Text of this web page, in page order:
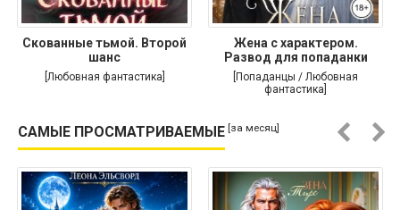
Скованные тьмой. Второй
шанс
[Любовная фантастика]
Жена с характером.
Развод для попаданки
[Попаданцы / Любовная
фантастика]
САМЫЕ ПРОСМАТРИВАЕМЫЕ [за месяц]